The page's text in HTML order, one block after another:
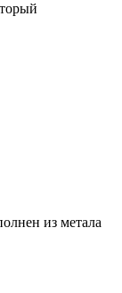
из метала